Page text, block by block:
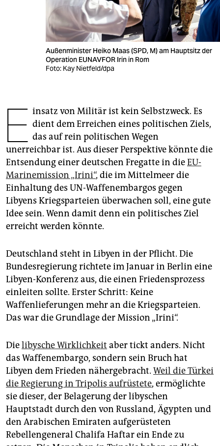
veranstaltungen
fragen & hilfe
unterstützen
genossenschaft
epaper login
Außenminister Heiko Maas (SPD, M) am Hauptsitz der
Operation EUNAVFOR Irin in Rom
Foto: Kay Nietfeld/dpa
E insatz von Militär ist kein Selbstzweck. Es
dient dem Erreichen eines politischen Ziels,
das auf rein politischen Wegen
unerreichbar ist. Aus dieser Perspektive könnte die
Entsendung einer deutschen Fregatte in dieEU-
Marinemission „Irini“, die im Mittelmeer die
Einhaltung des UN-Waffenembargos gegen
Libyens Kriegsparteien überwachen soll, eine gute
Idee sein. Wenn damit denn ein politisches Ziel
erreicht werden könnte.
Deutschland steht in Libyen in der Pflicht. Die
Bundesregierung richtete im Januar in Berlin eine
Libyen-Konferenz aus, die einen Friedensprozess
einleiten sollte. Erster Schritt: Keine
Waffenlieferungen mehr an die Kriegsparteien.
Das war die Grundlage der Mission „Irini“.
Dielibysche Wirklichkeit aber tickt anders. Nicht
das Waffenembargo, sondern sein Bruch hat
Libyen dem Frieden nähergebracht. Weil die Türkei
die Regierung in Tripolis aufrüstete, ermöglichte
sie dieser, der Belagerung der libyschen
Hauptstadt durch den von Russland, Ägypten und
den Arabischen Emiraten aufgerüsteten
Rebellengeneral Chalifa Haftar ein Ende zu